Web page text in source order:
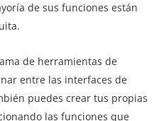
de sus funciones están
de herramientas de
entre las interfaces de
puedes crear tus propias
las funciones que